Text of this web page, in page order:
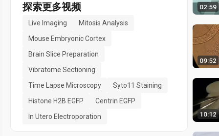
探索更多视频
Live Imaging
Mitosis Analysis
Mouse Embryonic Cortex
Brain Slice Preparation
Vibratome Sectioning
Time Lapse Microscopy
Syto11 Staining
Histone H2B EGFP
Centrin EGFP
In Utero Electroporation
02:59
09:52
10:12